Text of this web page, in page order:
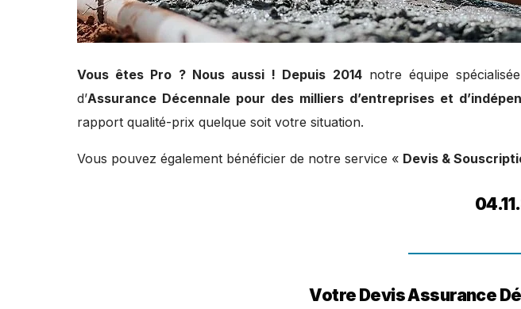
Vous êtes Pro ? Nous aussi ! Depuis 2014notre équipe
d’Assurance Décennale pour des milliers d’entreprises et
rapport qualité-prix quelque soit votre situation.
Vous pouvez également bénéficier de notre service « Devis &
Votre Devis Assurance